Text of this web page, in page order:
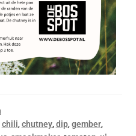
chili,chutney,dip,gember,